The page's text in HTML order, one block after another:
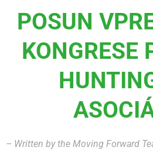
POSUN
KONGRESE
– Written by the Moving Forward